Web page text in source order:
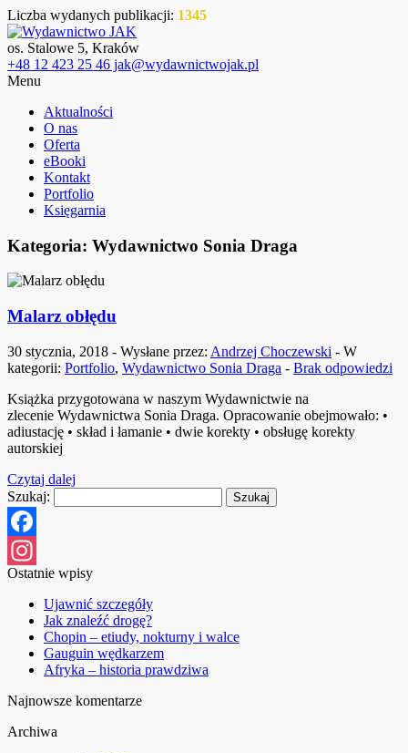
Liczba wydanych publikacji: 1345
os. Stalowe 5, Kraków
+48 12 423 25 46 jak@wydawnictwojak.pl
Menu
Aktualności
O nas
Oferta
eBooki
Kontakt
Portfolio
Księgarnia
Kategoria: Wydawnictwo Sonia Draga
Malarz obłędu
30 stycznia, 2018 - Wysłane przez: Andrzej Choczewski - W
kategorii: Portfolio, Wydawnictwo Sonia Draga - Brak odpowiedzi
Książka przygotowana w naszym Wydawnictwie na
zlecenie Wydawnictwa Sonia Draga. Opracowanie obejmowało: •
adiustację • skład i łamanie • dwie korekty • obsługę korekty
autorskiej
Czytaj dalej
Szukaj:
Facebook
Instagram
Ostatnie wpisy
Ujawnić szczegóły
Jak znaleźć drogę?
Chopin – etiudy, nokturny i walce
Gauguin wędkarzem
Afryka – historia prawdziwa
Najnowsze komentarze
Archiwa